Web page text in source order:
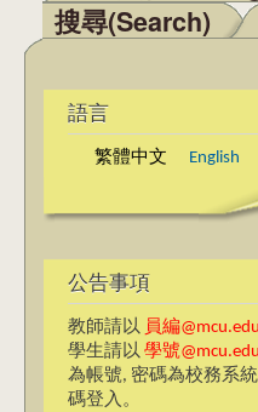
搜尋(Search)
語言
繁體中文 English
公告事項
教師請以 員編
學生請以 學號
為帳號, 密碼為校務系
碼登入。